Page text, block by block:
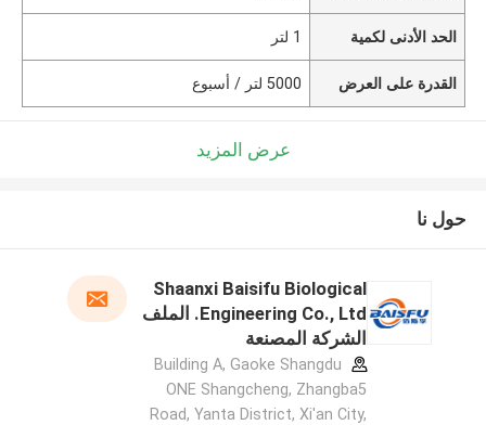
الحد الأدنى لكمية 1 لتر
القدرة على العرض 5000 لتر / أسبوع
عرض المزيد
حول نا
Shaanxi Baisifu Biological
Engineering Co., Ltd. الملف
الشركة المصنعة
Building A, Gaoke Shangdu
ONE Shangcheng, Zhangba5
Road, Yanta District, Xi'an City,